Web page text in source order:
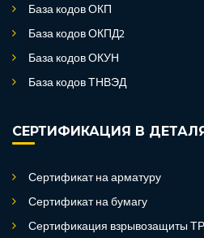
База кодов ОКП
База кодов ОКПД2
База кодов ОКУН
База кодов ТНВЭД
СЕРТИФИКАЦИЯ В
Сертификат на арматуру
Сертификат на бумагу
Сертификация взрывозащиты ТР